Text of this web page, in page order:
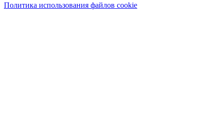
Политика использования файлов cookie